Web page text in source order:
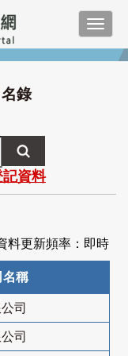
錄
記資料
料更新頻率：即時
名稱
司
司